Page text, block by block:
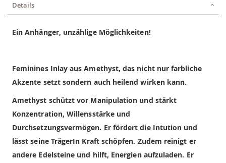
Details
Ein Anhänger, unzählige Möglichkeiten!
Feminines Inlay aus Amethyst, das nicht nur farbliche
Akzente setzt sondern auch heilend wirken kann.
Amethyst schützt vor Manipulation und stärkt
Konzentration, Willensstärke und
Durchsetzungsvermögen. Er fördert die Intution und
lässt seine TrägerIn Kraft schöpfen. Zudem reinigt er
andere Edelsteine und hilft, Energien aufzuladen. Er